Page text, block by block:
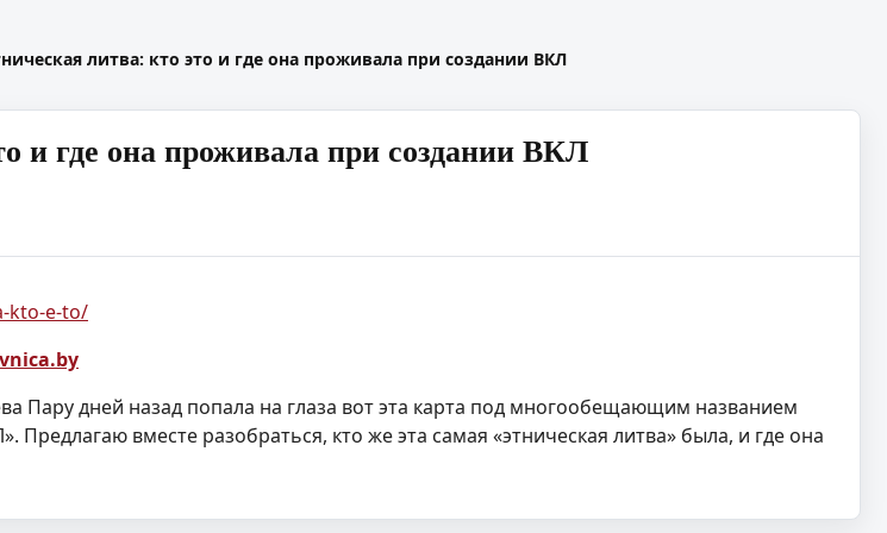
литва: кто это и где она проживала при создании ВКЛ
и где она проживала при создании ВКЛ
kto-e-to/
Пару дней назад попала на глаза вот эта карта под многообещающим названием
Предлагаю вместе разобраться, кто же эта самая «этническая литва» была, и где она